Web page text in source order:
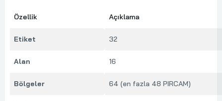
Özellik Açıklama
Etiket 32
Alan 16
Bölgeler 64 (en fazla 48 PIRCAM)